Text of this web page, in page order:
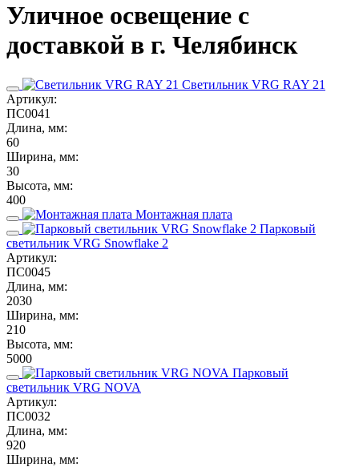
Уличное освещение с
доставкой в г. Челябинск
Светильник VRG RAY 21
Артикул:
ПС0041
Длина, мм:
60
Ширина, мм:
30
Высота, мм:
400
Монтажная плата
Парковый
светильник VRG Snowflake 2
Артикул:
ПС0045
Длина, мм:
2030
Ширина, мм:
210
Высота, мм:
5000
Парковый
светильник VRG NOVA
Артикул:
ПС0032
Длина, мм:
920
Ширина, мм: